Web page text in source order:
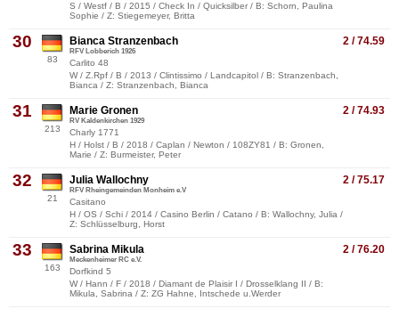
S / Westf / B / 2015 / Check In / Quicksilber / B: Schorn, Paulina
Sophie / Z: Stiegemeyer, Britta
30
83
2 / 74.59
Bianca Stranzenbach
RFV Lobberich 1926
Carlito 48
W / Z.Rpf / B / 2013 / Clintissimo / Landcapitol / B: Stranzenbach,
Bianca / Z: Stranzenbach, Bianca
31
213
2 / 74.93
Marie Gronen
RV Kaldenkirchen 1929
Charly 1771
H / Holst / B / 2018 / Caplan / Newton / 108ZY81 / B: Gronen,
Marie / Z: Burmeister, Peter
32
21
2 / 75.17
Julia Wallochny
RFV Rheingemeinden Monheim e.V
Casitano
H / OS / Schi / 2014 / Casino Berlin / Catano / B: Wallochny, Julia /
Z: Schlüsselburg, Horst
33
163
2 / 76.20
Sabrina Mikula
Meckenheimer RC e.V.
Dorfkind 5
W / Hann / F / 2018 / Diamant de Plaisir I / Drosselklang II / B:
Mikula, Sabrina / Z: ZG Hahne, Intschede u.Werder